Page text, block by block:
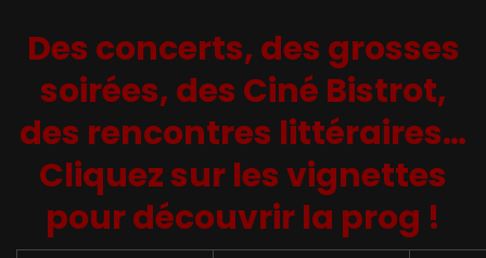
Des concerts, des grosses
soirées, des Ciné Bistrot,
des rencontres littéraires…
Cliquez sur les vignettes
pour découvrir la prog !